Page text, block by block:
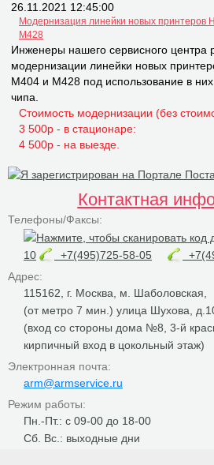
26.11.2021 12:45:00
Модернизация линейки новых принтеров
M428
Инженеры нашего сервисного центра
модернизации линейки новых
M404 и M428 под использование в
чипа.
Стоимость модернизации (без
3 500р - в стационаре:
4 500р - на выезде.
Контактная
Телефоны/Факсы:
10
+7(495)725-58-05
Адрес:
115162, г. Москва, м. Шаболовская,
(от метро 7 мин.) улица Шухова,
(вход со стороны дома №8, 3-й
кирпичный вход в цокольный этаж)
Электронная почта:
arm@armservice.ru
Режим работы:
Пн.-Пт.: с 09-00 до 18-00
Сб. Вс.: выходные дни